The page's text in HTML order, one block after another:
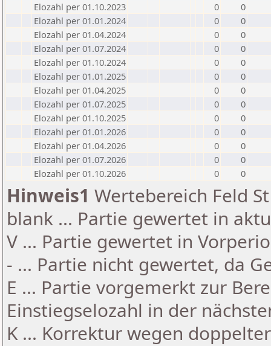
Elozahl per 01.10.2023
0
0
Elozahl per 01.01.2024
0
0
Elozahl per 01.04.2024
0
0
Elozahl per 01.07.2024
0
0
Elozahl per 01.10.2024
0
0
Elozahl per 01.01.2025
0
0
Elozahl per 01.04.2025
0
0
Elozahl per 01.07.2025
0
0
Elozahl per 01.10.2025
0
0
Elozahl per 01.01.2026
0
0
Elozahl per 01.04.2026
0
0
Elozahl per 01.07.2026
0
0
Elozahl per 01.10.2026
0 0
Hinweis1 Wertebereich Feld
blank ... Partie gewertet in
V ... Partie gewertet in
- ... Partie nicht gewertet, da
E ... Partie vorgemerkt zur
Einstiegselozahl in der
K ... Korrektur wegen